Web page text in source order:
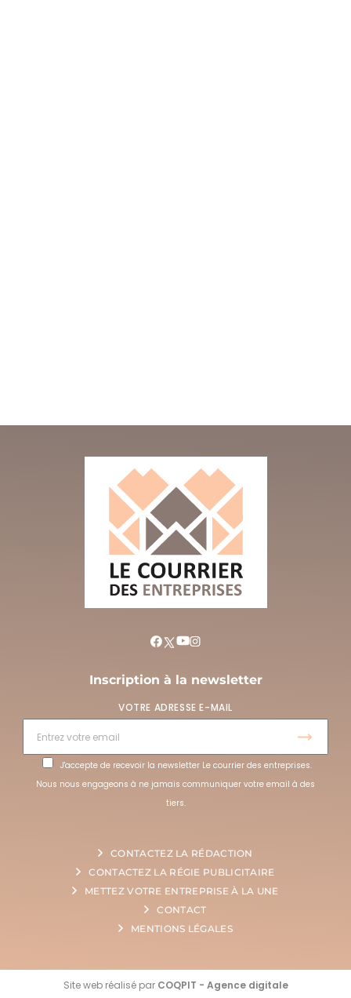
Inscription à la newsletter
VOTRE ADRESSE E-MAIL
J'accepte de recevoir la newsletter Le courrier des entreprises.
Nous nous engageons à ne jamais communiquer votre email à des
tiers.
CONTACTEZ LA RÉDACTION
CONTACTEZ LA RÉGIE PUBLICITAIRE
METTEZ VOTRE ENTREPRISE À LA UNE
CONTACT
MENTIONS LÉGALES
Site web réalisé par COQPIT - Agence digitale